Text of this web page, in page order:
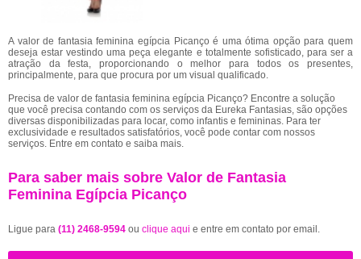
A valor de fantasia feminina egípcia Picanço é uma ótima opção para quem
deseja estar vestindo uma peça elegante e totalmente sofisticado, para ser a
atração da festa, proporcionando o melhor para todos os presentes,
principalmente, para que procura por um visual qualificado.
Precisa de valor de fantasia feminina egípcia Picanço? Encontre a solução
que você precisa contando com os serviços da Eureka Fantasias, são opções
diversas disponibilizadas para locar, como infantis e femininas. Para ter
exclusividade e resultados satisfatórios, você pode contar com nossos
serviços. Entre em contato e saiba mais.
Para saber mais sobre Valor de Fantasia
Feminina Egípcia Picanço
Ligue para (11) 2468-9594 ou clique aqui e entre em contato por email.